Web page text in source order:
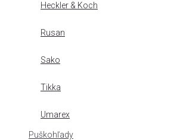
Heckler & Koch
Rusan
Sako
Tikka
Umarex
Puškohľady